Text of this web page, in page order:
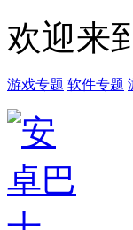
欢迎来
游戏专题 软件专题